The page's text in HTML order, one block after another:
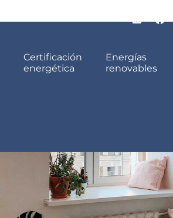
Certificación
energética
Energías
renovables